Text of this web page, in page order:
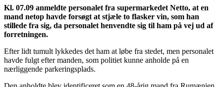
Kl. 07.09 anmeldte personalet fra supermarkedet Netto, at en
mand netop havde forsøgt at stjæle to flasker vin, som han
stillede fra sig, da personalet henvendte sig til ham på vej ud af
forretningen.
Efter lidt tumult lykkedes det ham at løbe fra stedet, men personalet
havde fulgt efter manden, som politiet kunne anholde på en
nærliggende parkeringsplads.